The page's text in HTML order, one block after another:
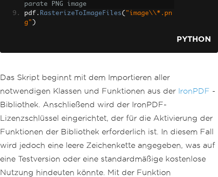
parate PNG image
pdf . RasterizeToImageFiles( "image\\*.pn
g" )
PYTHON
Das Skript beginnt mit dem Importieren aller
notwendigen Klassen und Funktionen aus der IronPDF -
Bibliothek. Anschließend wird der IronPDF-
Lizenzschlüssel eingerichtet, der für die Aktivierung der
Funktionen der Bibliothek erforderlich ist. In diesem Fall
wird jedoch eine leere Zeichenkette angegeben, was auf
eine Testversion oder eine standardmäßige kostenlose
Nutzung hindeuten könnte. Mit der Funktion